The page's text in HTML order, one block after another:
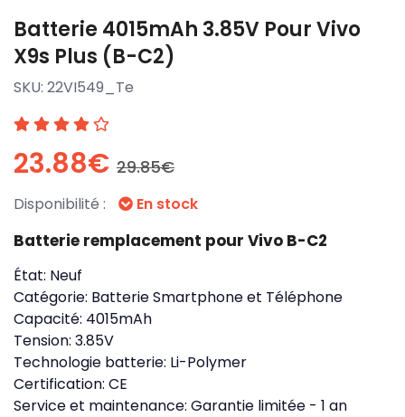
Batterie 4015mAh 3.85V Pour Vivo
X9s Plus (B-C2)
SKU: 22VI549_Te
23.88€ 29.85€
Disponibilité : En stock
Batterie remplacement pour Vivo B-C2
État: Neuf
Catégorie: Batterie Smartphone et Téléphone
Capacité: 4015mAh
Tension: 3.85V
Technologie batterie: Li-Polymer
Certification: CE
Service et maintenance: Garantie limitée - 1 an